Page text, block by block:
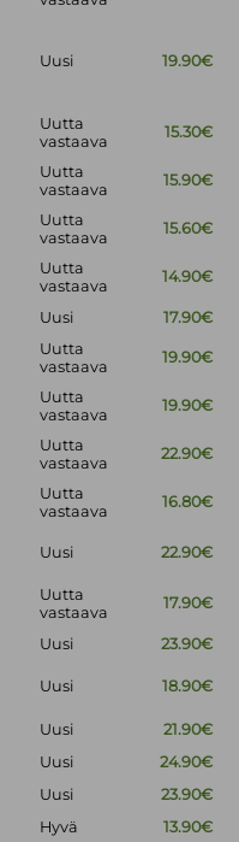
Uusi 19.90€
Uutta
vastaava
15.30€
Uutta
vastaava
15.90€
Uutta
vastaava
15.60€
Uutta
vastaava
14.90€
Uusi 17.90€
Uutta
vastaava
19.90€
Uutta
vastaava
19.90€
Uutta
vastaava
22.90€
Uutta
vastaava
16.80€
Uusi 22.90€
Uutta
vastaava
17.90€
Uusi
23.90€
Uusi 18.90€
Uusi
21.90€
Uusi
24.90€
Uusi
23.90€
Hyvä
13.90€